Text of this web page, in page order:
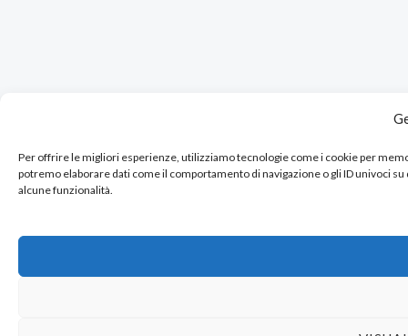
Per offrire le migliori esperienze, utilizziamo tecnologie come i cookie per
potremo elaborare dati come il comportamento di navigazione o gli ID univoci
alcune funzionalità.